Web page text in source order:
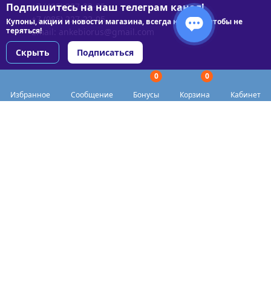
Избранное Сообщение
0
Бонусы
0
Корзина
Кабинет
+7 (495) 227-22-05
+7 (985) 227-22-05
Email: ankebiorus@gmail.com
Подпишитесь на наш телеграм канал!
Купоны, акции и новости магазина, всегда на связи чтобы не
теряться!
Скрыть Подписаться